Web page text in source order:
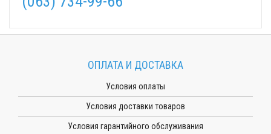
ОПЛАТА И ДОСТАВКА
Условия оплаты
Условия доставки товаров
Условия гарантийного обслуживания